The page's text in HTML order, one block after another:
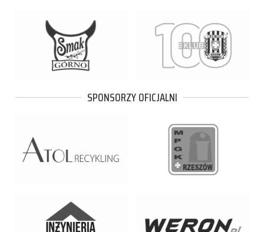
SPONSORZY OFICJALNI